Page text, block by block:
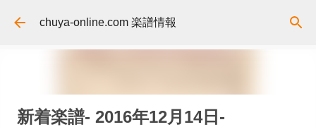
スキップしてメイン コンテンツに移動
chuya-online.com 楽譜情報
新着楽譜- 2016年12月14日-